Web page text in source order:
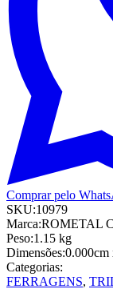
Comprar pelo
SKU:10979
Marca:ROMETAL
Peso:1.15 kg
Dimensões:0.000cm
Categorias:
FERRAGENS,